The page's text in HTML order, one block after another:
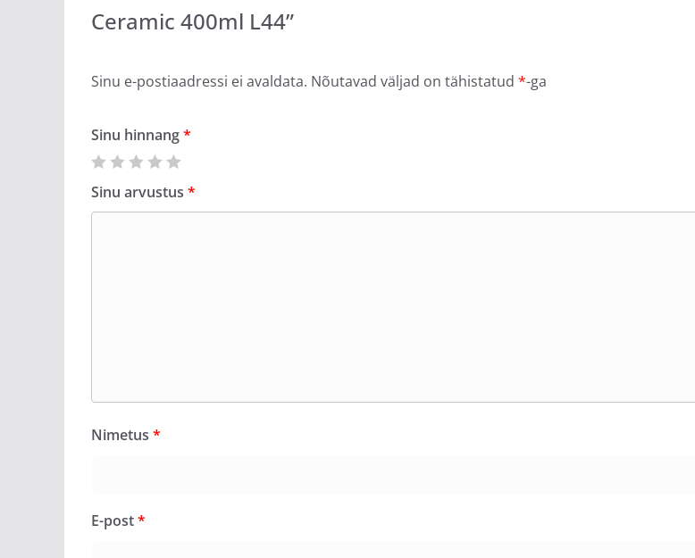
Ceramic 400ml L44”
Sinu e-postiaadressi ei avaldata. Nõutavad väljad on tähistatud *-ga
Sinu hinnang*
Sinu arvustus *
Nimetus *
E-post*